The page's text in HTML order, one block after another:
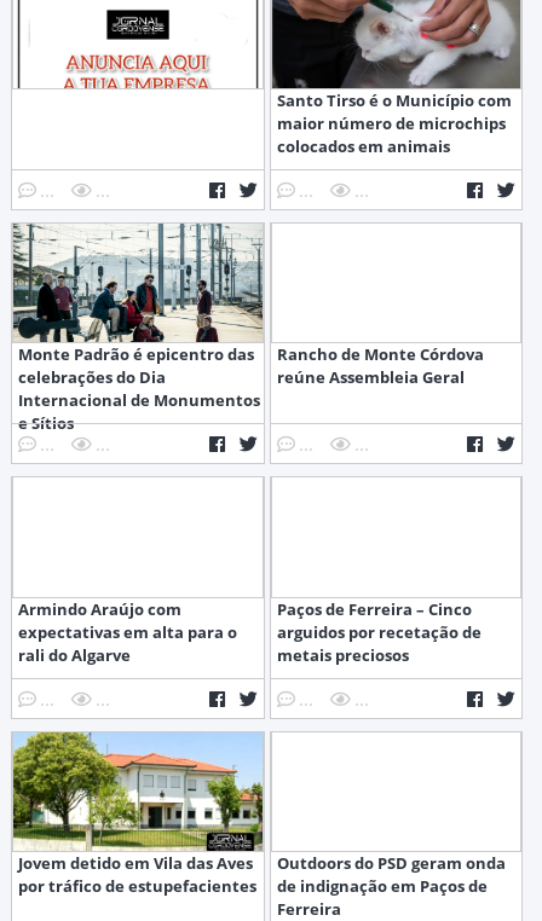
... ...
Santo Tirso é o Município com
maior número de microchips
colocados em animais
... ...
Monte Padrão é epicentro das
celebrações do Dia
Internacional de Monumentos
e Sítios
... ...
Rancho de Monte Córdova
reúne Assembleia Geral
... ...
Armindo Araújo com
expectativas em alta para o
rali do Algarve
... ...
Paços de Ferreira – Cinco
arguidos por recetação de
metais preciosos
... ...
Jovem detido em Vila das Aves
por tráfico de estupefacientes
Outdoors do PSD geram onda
de indignação em Paços de
Ferreira